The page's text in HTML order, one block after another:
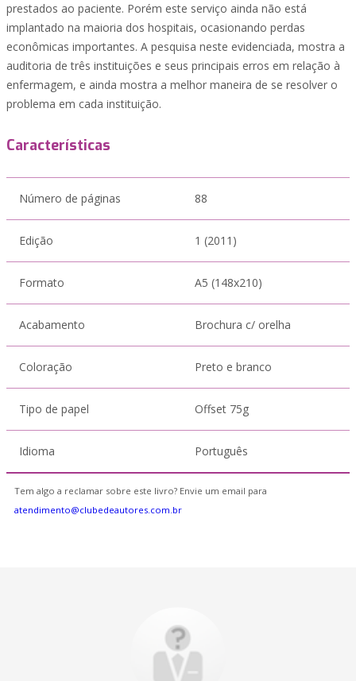
prestados ao paciente. Porém este serviço ainda não está
implantado na maioria dos hospitais, ocasionando perdas
econômicas importantes. A pesquisa neste evidenciada, mostra a
auditoria de três instituições e seus principais erros em relação à
enfermagem, e ainda mostra a melhor maneira de se resolver o
problema em cada instituição.
Características
Número de páginas 88
Edição 1 (2011)
Formato A5 (148x210)
Acabamento Brochura c/ orelha
Coloração Preto e branco
Tipo de papel Offset 75g
Idioma Português
Tem algo a reclamar sobre este livro? Envie um email para
atendimento@clubedeautores.com.br